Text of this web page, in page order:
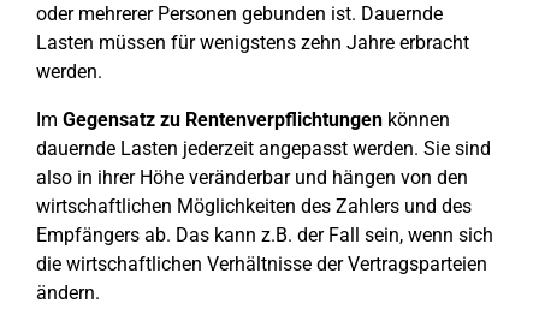
oder mehrerer Personen gebunden ist. Dauernde
Lasten müssen für wenigstens zehn Jahre erbracht
werden.
Im Gegensatz zu Rentenverpflichtungen können
dauernde Lasten jederzeit angepasst werden. Sie sind
also in ihrer Höhe veränderbar und hängen von den
wirtschaftlichen Möglichkeiten des Zahlers und des
Empfängers ab. Das kann z.B. der Fall sein, wenn sich
die wirtschaftlichen Verhältnisse der Vertragsparteien
ändern.